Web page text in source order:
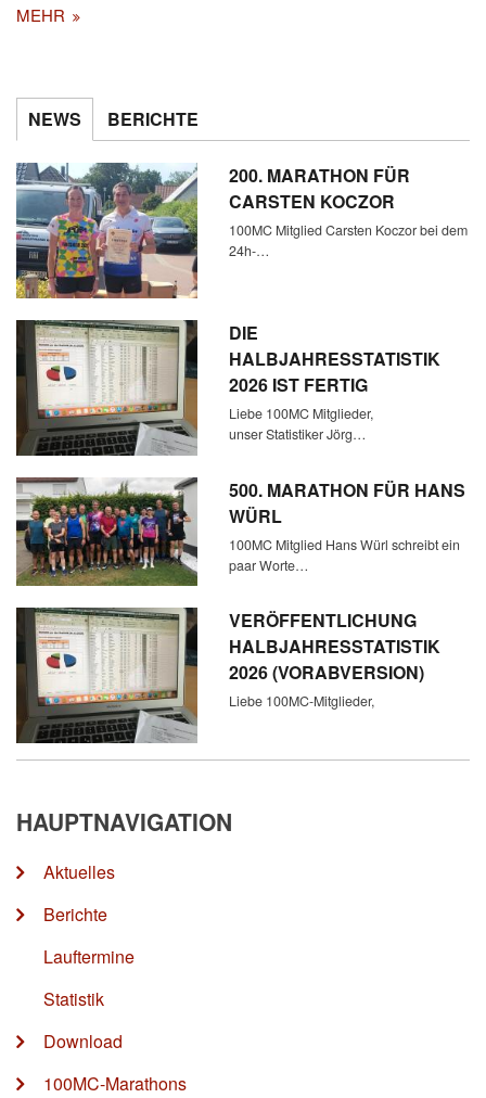
MEHR
NEWS BERICHTE
200. MARATHON FÜR
CARSTEN KOCZOR
100MC Mitglied Carsten Koczor bei dem
24h-…
DIE
HALBJAHRESSTATISTIK
2026 IST FERTIG
Liebe 100MC Mitglieder,
unser Statistiker Jörg…
500. MARATHON FÜR HANS
WÜRL
100MC Mitglied Hans Würl schreibt ein
paar Worte…
VERÖFFENTLICHUNG
HALBJAHRESSTATISTIK
2026 (VORABVERSION)
Liebe 100MC-Mitglieder,
HAUPTNAVIGATION
Aktuelles
Berichte
Lauftermine
Statistik
Download
100MC-Marathons